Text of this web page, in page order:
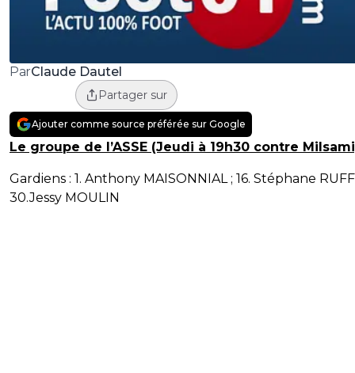
ParClaude Dautel
Partager sur
Ajouter comme source préférée sur Google
Le groupe de l’ASSE (Jeudi à 19h30 contre
Gardiens : 1. Anthony MAISONNIAL ; 16. Stéphane
30.Jessy MOULIN